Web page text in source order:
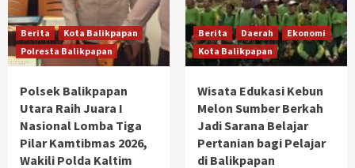
Berita
Kota Balikpapan
Polresta Balikpapan
Polsek Balikpapan
Utara Raih Juara I
Nasional Lomba Tiga
Pilar Kamtibmas 2026,
Wakili Polda Kaltim
Berita Daerah
Ekonomi
Kota Balikpapan
Wisata Edukasi Kebun
Melon Sumber Berkah
Jadi Sarana Belajar
Pertanian bagi Pelajar
di Balikpapan